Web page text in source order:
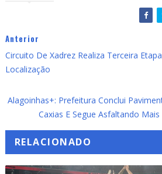
Anterior
Circuito De Xadrez Realiza Terceira
Localização
Alagoinhas+: Prefeitura Conclui
Caxias E Segue Asfaltando
RELACIONADO